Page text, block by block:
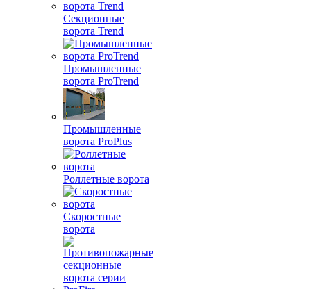
Секционные
ворота Trend
Промышленные
ворота ProTrend
Промышленные
ворота ProPlus
Роллетные ворота
Скоростные
ворота